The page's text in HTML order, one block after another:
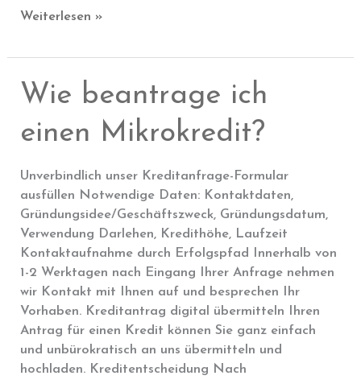
Welche
fallen
Weiterlesen »
Wie beantrage ich
einen Mikrokredit?
Unverbindlich unser Kreditanfrage-Formular
ausfüllen Notwendige Daten: Kontaktdaten,
Gründungsidee/Geschäftszweck, Gründungsdatum,
Verwendung Darlehen, Kredithöhe, Laufzeit
Kontaktaufnahme durch Erfolgspfad Innerhalb von
1-2 Werktagen nach Eingang Ihrer Anfrage nehmen
wir Kontakt mit Ihnen auf und besprechen Ihr
Vorhaben. Kreditantrag digital übermitteln Ihren
Antrag für einen Kredit können Sie ganz einfach
und unbürokratisch an uns übermitteln und
hochladen. Kreditentscheidung Nach